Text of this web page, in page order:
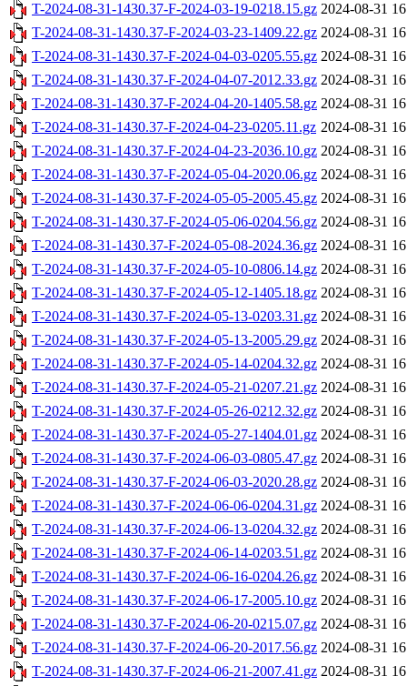
T-2024-08-31-1430.37-F-2024-03-19-0218.15.gz 2024-08-31
T-2024-08-31-1430.37-F-2024-03-23-1409.22.gz 2024-08-31
T-2024-08-31-1430.37-F-2024-04-03-0205.55.gz 2024-08-31
T-2024-08-31-1430.37-F-2024-04-07-2012.33.gz 2024-08-31
T-2024-08-31-1430.37-F-2024-04-20-1405.58.gz 2024-08-31
T-2024-08-31-1430.37-F-2024-04-23-0205.11.gz 2024-08-31
T-2024-08-31-1430.37-F-2024-04-23-2036.10.gz 2024-08-31
T-2024-08-31-1430.37-F-2024-05-04-2020.06.gz 2024-08-31
T-2024-08-31-1430.37-F-2024-05-05-2005.45.gz 2024-08-31
T-2024-08-31-1430.37-F-2024-05-06-0204.56.gz 2024-08-31
T-2024-08-31-1430.37-F-2024-05-08-2024.36.gz 2024-08-31
T-2024-08-31-1430.37-F-2024-05-10-0806.14.gz 2024-08-31
T-2024-08-31-1430.37-F-2024-05-12-1405.18.gz 2024-08-31
T-2024-08-31-1430.37-F-2024-05-13-0203.31.gz 2024-08-31
T-2024-08-31-1430.37-F-2024-05-13-2005.29.gz 2024-08-31
T-2024-08-31-1430.37-F-2024-05-14-0204.32.gz 2024-08-31
T-2024-08-31-1430.37-F-2024-05-21-0207.21.gz 2024-08-31
T-2024-08-31-1430.37-F-2024-05-26-0212.32.gz 2024-08-31
T-2024-08-31-1430.37-F-2024-05-27-1404.01.gz 2024-08-31
T-2024-08-31-1430.37-F-2024-06-03-0805.47.gz 2024-08-31
T-2024-08-31-1430.37-F-2024-06-03-2020.28.gz 2024-08-31
T-2024-08-31-1430.37-F-2024-06-06-0204.31.gz 2024-08-31
T-2024-08-31-1430.37-F-2024-06-13-0204.32.gz 2024-08-31
T-2024-08-31-1430.37-F-2024-06-14-0203.51.gz 2024-08-31
T-2024-08-31-1430.37-F-2024-06-16-0204.26.gz 2024-08-31
T-2024-08-31-1430.37-F-2024-06-17-2005.10.gz 2024-08-31
T-2024-08-31-1430.37-F-2024-06-20-0215.07.gz 2024-08-31
T-2024-08-31-1430.37-F-2024-06-20-2017.56.gz 2024-08-31
T-2024-08-31-1430.37-F-2024-06-21-2007.41.gz 2024-08-31